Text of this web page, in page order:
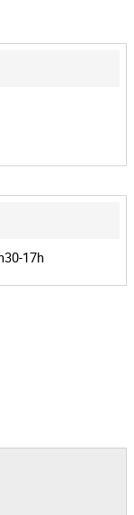
17h